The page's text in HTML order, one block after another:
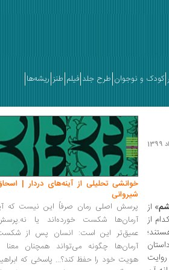
کودک و نوجوان طرح جلد فیلم طنز ریشه‌ها
» از
از
خوانشی تحلیلی از آینه‌های دردار |
شیروانی
پرسش اصلی رمان صرفاً این نیست که
آرمان‌ها شکست خورده‌اند یا
عمیق‌تر این است: انسان پس از
آرمان‌ها چگونه می‌تواند همچنان معنا
هویت خود را حفظ کند؟... پاسخی که